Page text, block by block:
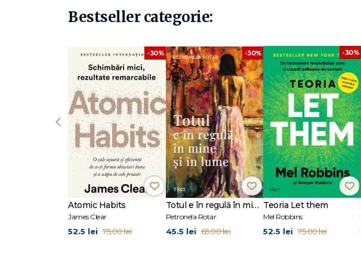
Bestseller categorie:
-30%
Atomic Habits
James Clear
52.5 lei 75.00 lei
-30%
Totul e în regulă în mine și în lume
Petronela Rotar
45.5 lei 65.00 lei
-30%
Teoria Let them
Mel Robbins
52.5 lei 75.00 lei
‹